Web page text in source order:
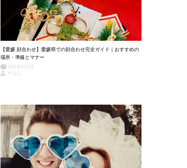
【愛媛 顔合わせ】愛媛県での顔合わせ完全ガイド｜おすすめの
場所・準備とマナー
2024/10/31
かなに